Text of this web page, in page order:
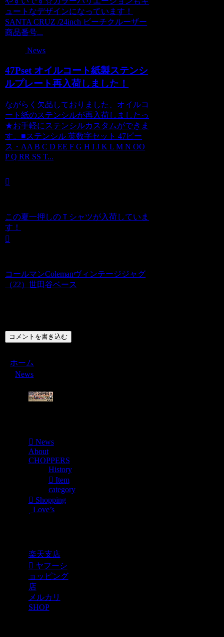
ュートなデザインになっています！
SANTA CRUZ /24inch ビーチクルーザー
商品番号...
News
47Pset オイルコート紙製ステンシ
ルプレート再入荷しました！
ながらく欠品しておりました、オイルコ
ート紙のステンシルが再入荷しましたっ
★お手軽にステンシルカスタムができま
す。■ステンシル 英数字セット 47ピー
ス・AA B C D EE F G H I J K L M N OO
P Q RR SS T...
この夏一押しのＴシャツが入荷していま
す！
コールマンColemanヴィンテージジャグ
（22）世田谷ベース
コメントを書き込む
ホーム
News
News
About
CHOPPERS
History
Item
category
Shopping
Love’s
楽天支店
ヤフーシ
ョッピング
店
メルカリ
SHOP